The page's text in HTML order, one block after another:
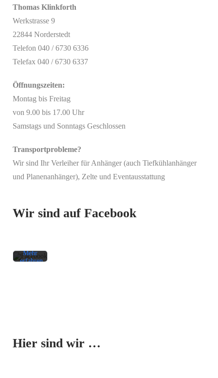
Thomas Klinkforth
Werkstrasse 9
22844 Norderstedt
Telefon 040 / 6730 6336
Telefax 040 / 6730 6337
Öffnungszeiten:
Montag bis Freitag
von 9.00 bis 17.00 Uhr
Samstags und Sonntags Geschlossen
Transportprobleme?
Wir sind Ihr Verleiher für Anhänger (auch Tiefkühlanhänger
und Planenanhänger), Zelte und Eventausstattung
Wir sind auf Facebook
Mit
akzeptieren
Mehr
erfahren
Hier sind wir …
akzeptieren